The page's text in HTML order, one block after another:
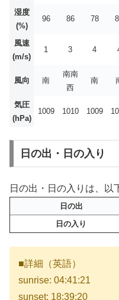
湿度
(%)
96 86 78
風速
(m/s)
1 3 4
風向 南
南南
西
南
気圧
(hPa)
1009 1010 1009
日の出・日の入り
日の出・日の入りは、以
日の出
日の入り
■詳細（英語）
sunrise: 04:41:21
sunset: 18:39:20